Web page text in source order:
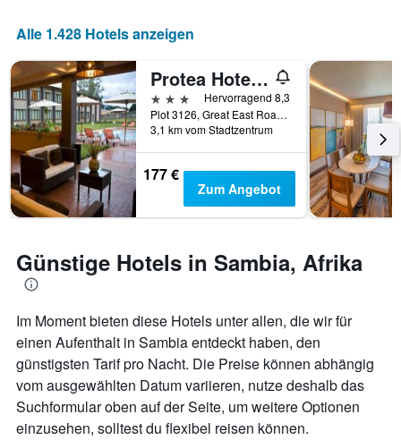
der
Tage
vor
dem
Aufenthalt
anzeigt
Das
Diagramm
hat
1
Y-
den
durchschnittlichen
Zimmerpreis
anzeigt
Alle 1.428 Hotels anzeigen
Protea Hotel by Marriott Chipata
3 Sterne
Hervorragend 8,3
Plot 3126, Great East Road, Chipata, Sambia
3,1 km vom Stadtzentrum
177 €
Zum Angebot
Günstige Hotels in Sambia, Afrika
Im Moment bieten diese Hotels unter allen, die wir für
einen Aufenthalt in Sambia entdeckt haben, den
günstigsten Tarif pro Nacht. Die Preise können abhängig
vom ausgewählten Datum variieren, nutze deshalb das
Suchformular oben auf der Seite, um weitere Optionen
einzusehen, solltest du flexibel reisen können.